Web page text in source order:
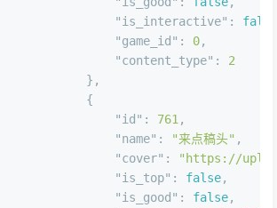
"is_good": false ,
"is_interactive"
"game_id" : 0,
}
"id": 761,
"name": "来点稿头",
"cover":
"https://
"is_top": false,